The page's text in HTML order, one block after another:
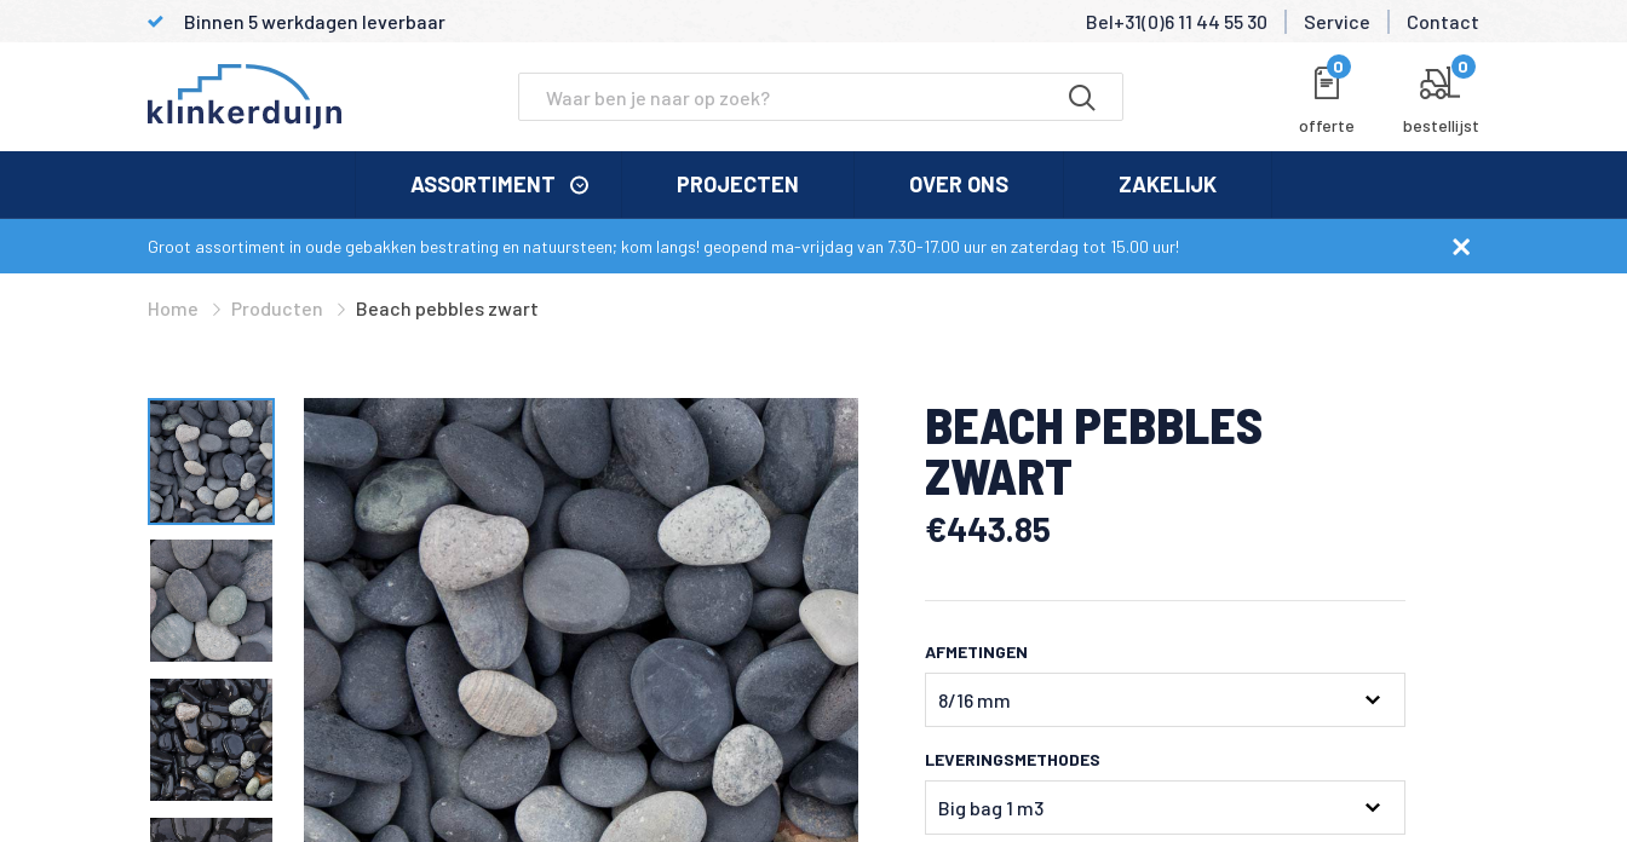
Binnen 5 werkdagen leverbaar Bel+31(0)6 11 44 55 30 Service Contact
0
offerte
0
bestellijst
ASSORTIMENT PROJECTEN OVER ONS ZAKELIJK
Groot assortiment in oude gebakken bestrating en natuursteen; kom langs! geopend ma-vrijdag van 7.30-17.00 uur en zaterdag tot 15.00 uur!
Home Producten Beach pebbles zwart
BEACH PEBBLES
ZWART
€443.85
AFMETINGEN
LEVERINGSMETHODES